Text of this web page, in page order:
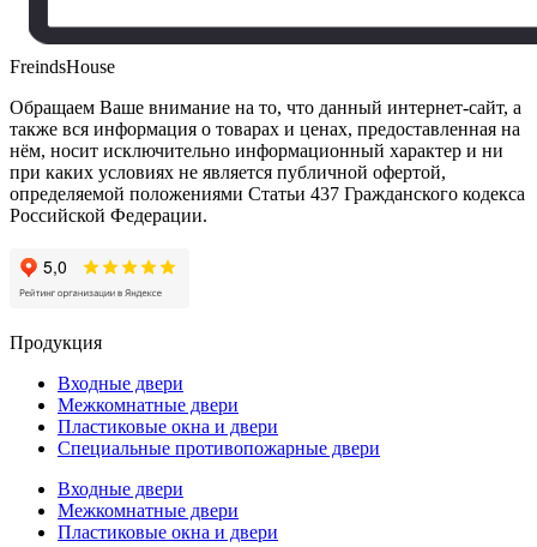
FreindsHouse
Обращаем Ваше внимание на то, что данный интернет-сайт, а
также вся информация о товарах и ценах, предоставленная на
нём, носит исключительно информационный характер и ни
при каких условиях не является публичной офертой,
определяемой положениями Статьи 437 Гражданского кодекса
Российской Федерации.
Продукция
Входные двери
Межкомнатные двери
Пластиковые окна и двери
Специальные противопожарные двери
Входные двери
Межкомнатные двери
Пластиковые окна и двери